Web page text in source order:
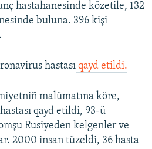
hastahanesinde közetile, 132
buluna. 396 kişi
hastası qayd etildi.
malümatına köre,
qayd etildi, 93-ü
Rusiyeden kelgenler ve
2000 insan tüzeldi, 36 hasta